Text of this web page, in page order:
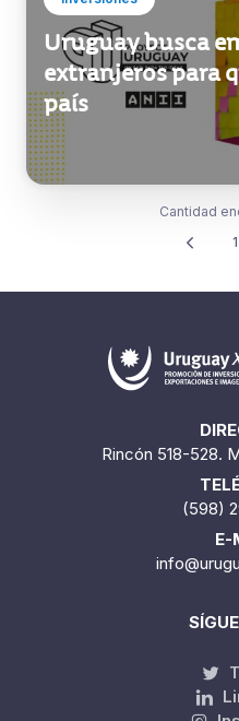
Inversiones
Uruguay busca
extranjeros para
Cantidad
E-